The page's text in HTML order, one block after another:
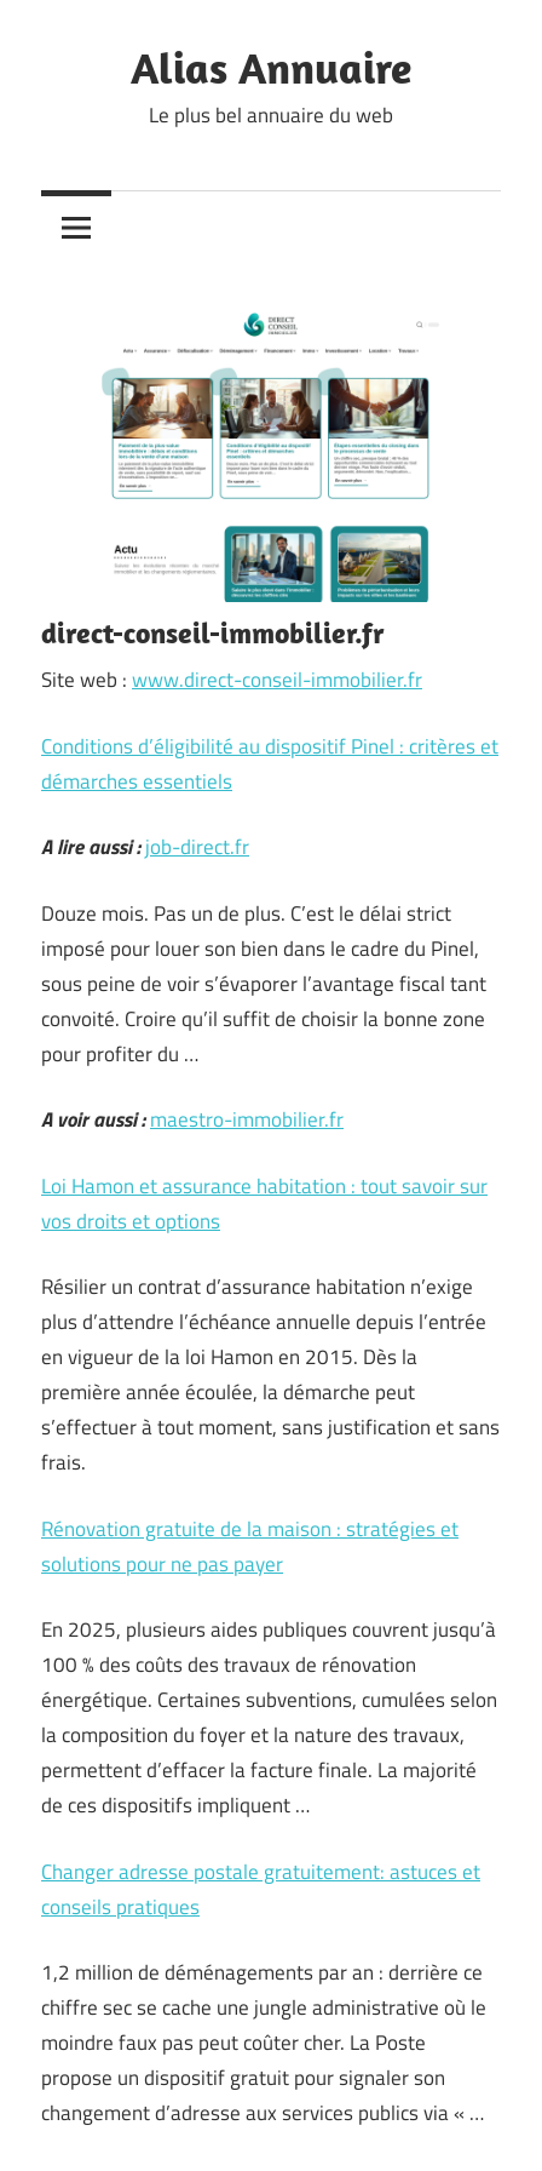
Alias Annuaire
Le plus bel annuaire du web
direct-conseil-immobilier.fr
Site web :www.direct-conseil-immobilier.fr
Conditions d’éligibilité au dispositif Pinel : critères et
démarches essentiels
A lire aussi :job-direct.fr
Douze mois. Pas un de plus. C’est le délai strict
imposé pour louer son bien dans le cadre du Pinel,
sous peine de voir s’évaporer l’avantage fiscal tant
convoité. Croire qu’il suffit de choisir la bonne zone
pour profiter du …
A voir aussi :maestro-immobilier.fr
Loi Hamon et assurance habitation : tout savoir sur
vos droits et options
Résilier un contrat d’assurance habitation n’exige
plus d’attendre l’échéance annuelle depuis l’entrée
en vigueur de la loi Hamon en 2015. Dès la
première année écoulée, la démarche peut
s’effectuer à tout moment, sans justification et sans
frais.
Rénovation gratuite de la maison : stratégies et
solutions pour ne pas payer
En 2025, plusieurs aides publiques couvrent jusqu’à
100 % des coûts des travaux de rénovation
énergétique. Certaines subventions, cumulées selon
la composition du foyer et la nature des travaux,
permettent d’effacer la facture finale. La majorité
de ces dispositifs impliquent …
Changer adresse postale gratuitement: astuces et
conseils pratiques
1,2 million de déménagements par an : derrière ce
chiffre sec se cache une jungle administrative où le
moindre faux pas peut coûter cher. La Poste
propose un dispositif gratuit pour signaler son
changement d’adresse aux services publics via « …